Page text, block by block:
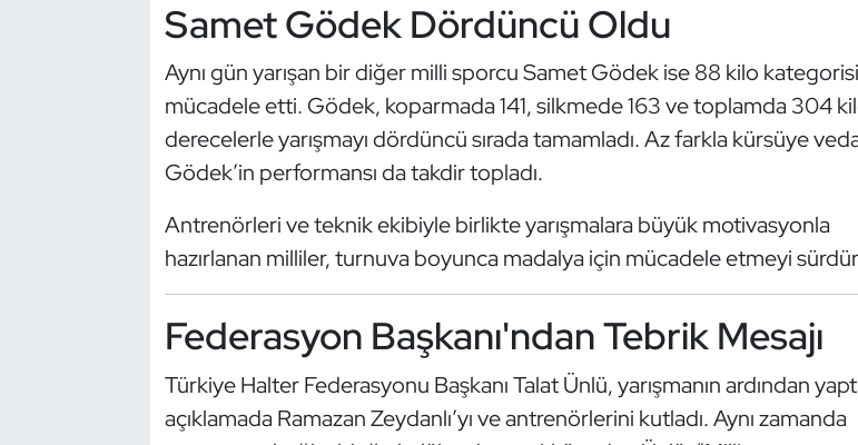
Samet Gödek Dördüncü Oldu
Aynı gün yarışan bir diğer milli sporcu Samet Gödek ise 88 kilo
mücadele etti. Gödek, koparmada 141, silkmede 163 ve toplamda 304
derecelerle yarışmayı dördüncü sırada tamamladı. Az farkla kürsüye
Gödek’in performansı da takdir topladı.
Antrenörleri ve teknik ekibiyle birlikte yarışmalara büyük motivasyonla
hazırlanan milliler, turnuva boyunca madalya için mücadele etmeyi
Federasyon Başkanı'ndan Tebrik Mesajı
Türkiye Halter Federasyonu Başkanı Talat Ünlü, yarışmanın ardından
açıklamada Ramazan Zeydanlı’yı ve antrenörlerini kutladı. Aynı zamanda
İşitme Engelli Sporcular
Judo ve Kuraş
Kano ve Rafting